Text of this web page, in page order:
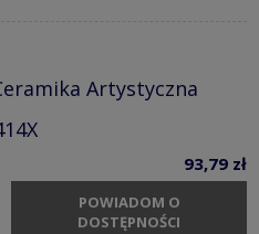
Artystyczna
93,79 zł
POWIADOM O
DOSTĘPNOŚCI